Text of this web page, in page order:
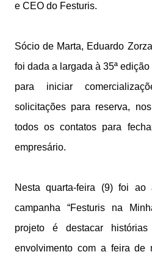
e CEO do Festuris.
Sócio de Marta, Eduardo
foi dada a largada à 35ª
para iniciar
solicitações para reserva,
todos os contatos para
empresário.
Nesta quarta-feira (9) foi
campanha “Festuris na
projeto é destacar
envolvimento com a feira de